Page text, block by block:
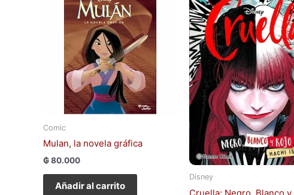
Comic
Mulan, la novela gráfica
₲80.000
Añadir al carrito
Disney